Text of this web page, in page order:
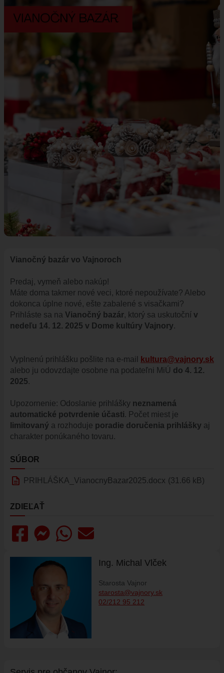
ÚRAD
MIESTNE ZASTUPITEĽSTVO
KONTROLÓR
MIESTNA RADA
ŠTRUKTÚRA MIÚ
ZBERNÉ MIESTO
VOĽBY DO ORGÁNOV ÚZEMNEJ SAMOSPRÁVY
OTVORENÁ SAMOSPRÁVA
ÚRADNÁ TABUĽA
EVIDENCIA PSOV
DOKUMENTY
ROZPOČET
ZÁVEREČNÝ ÚČET
VAJNORSKÁ PODPORNÁ SPOLOČNOSŤ
PROTIPOŽIARNA OCHRANA
ZVEREJNENIE VYDANÝCH POVOLENÍ NA ROZKOPÁVKY
EURÓPSKE FONDY
PARTICIPATÍVNY ROZPOČET
O VAJNOROCH
HISTÓRIA VAJNOR
AKTUALITY
VAJNORSKÉ NOVINKY
FOTOGALÉRIA
ROZHLAS
ZARIADENIE PRE SENIOROV "OPATRÍME VÁS"
ŠPECIALIZOVANÉ ZARIADENIE PRE SENIOROV (ALVIANO)
KULTÚRA
HARMONOGRAM PODUJATÍ
KNIŽNICA
ZDRUŽENIA A SPOLKY
VAJNORSKÉ PRODUKTY
Vianočný bazár vo Vajnoroch
Predaj, vymeň alebo nakúp!
Máte doma takmer nové veci, ktoré nepoužívate? Alebo
dokonca úplne nové, ešte zabalené s visačkami?
Prihláste sa na Vianočný bazár, ktorý sa uskutoční v
nedeľu 14. 12. 2025 v Dome kultúry Vajnory.
Vyplnenú prihlášku pošlite na e-mail
kultura@vajnory.sk
alebo ju odovzdajte osobne na podateľni MiÚ do 4. 12.
2025.
Upozornenie: Odoslanie prihlášky neznamená
automatické potvrdenie účasti. Počet miest je
limitovaný a rozhoduje poradie doručenia prihlášky aj
charakter ponúkaného tovaru.
SÚBOR
description PRIHLÁŠKA_VianocnyBazar2025.docx (31.66 kB)
ZDIEĽAŤ
Ing. Michal Vlček
Starosta Vajnor
starosta@vajnory.sk
02/212 95 212